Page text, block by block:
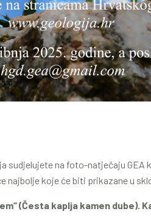
na foto-natječaju GEA
koje će biti prikazane u
(Česta kaplja kamen dube).